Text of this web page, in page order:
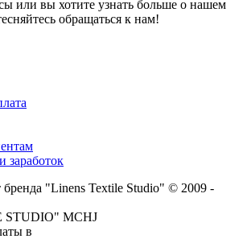
или вы хотите узнать больше о нашем
обращаться к нам!
заработок
"Linens Textile Studio" © 2009 -
STUDIO" MCHJ
в